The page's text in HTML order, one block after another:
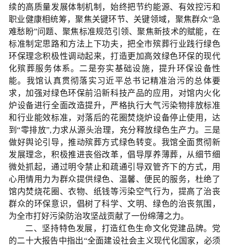
续的高质量发展体制机制，始终把节约能源、有效控污和
职业健康相统筹，聚焦关键环节、关键领域，聚焦群众“急
难愁盼”问题、聚焦标准规范引领、聚焦新技术的赋能，在
标准制定思路和方法上下功夫，把全市殡葬行业践行绿色
环保理念积极性调动起来，打造更加高效绿色环保的现代
化殡葬服务体系。二是夯实基础设施，提升环保设备性
能。我馆认真贯彻落实习近平总书记精准治污的总体要
求，加强对绿色环保前沿新科技产品的应用，对馆内火化
炉设备进行全面改造提升，严格执行大气污染物排放标准
和行业能效标准，对落后的花圈焚烧炉设备停止使用，达
到“零排放”,力求从源头治理，充分释放绿色生产力。三是
做好舆论引导，推动殡葬方式绿色转变。我馆全面贯彻新
发展理念，积极推进丧俗改革，倡导厚养薄葬，从细节细
微处抓起，通过明令禁止和疏通引导双管齐下的方式，用
心用情用力为群众提供绿色、温馨、便民的服务，杜绝了
馆内焚烧花圈、衣物、纸钱等污染空气行为，提高了治丧
群众的环保意识，倡树了科学、文明、绿色的治丧氛围，
为全市打好污染防治攻坚战贡献了一份绵薄之力。
二、坚持特色发展，打造红色生命文化党建品牌。党
的二十大报告中指出“全面建设社会主义现代化国家，必须